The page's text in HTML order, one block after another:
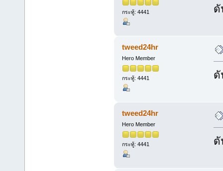
กระทู้: 4441 ดั
tweed24hr
Hero Member
กระทู้: 4441 ดั
tweed24hr
Hero Member
กระทู้: 4441 ดั